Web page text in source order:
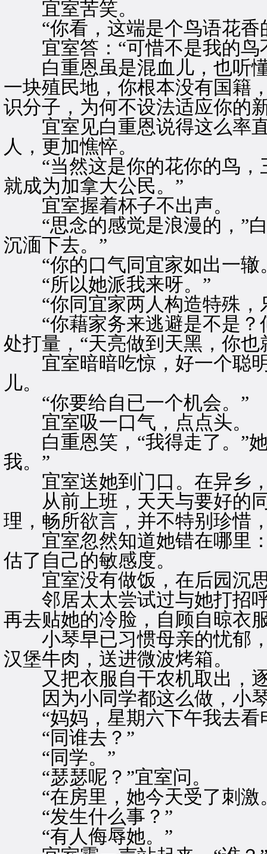
宜室苦笑。
“你看，这端是个鸟语花香
宜室答：“可惜不是我的鸟
白重恩虽是混血儿，也听懂
一块殖民地，你根本没有国籍
识分子，为何不设法适应你的
宜室见白重恩说得这么率直
人，更加憔悴。
“当然这是你的花你的鸟，
就成为加拿大公民。”
宜室握着杯子不出声。
“思念的感觉是浪漫的，”白
沉湎下去。”
“你的口气同宜家如出一辙
“所以她派我来呀。”
“你同宜家两人构造特殊，
“你藉家务来逃避是不是？
处打量，“天亮做到天黑，你
宜室暗暗吃惊，好一个聪明
儿。
“你要给自已一个机会。”
宜室吸一口气，点点头。
白重恩笑，“我得走了。”她
我。”
宜室送她到门口。在异乡，
从前上班，天天与要好的同
理，畅所欲言，并不特别珍惜
宜室忽然知道她错在哪里：
估了自己的敏感度。
宜室没有做饭，在后园沉
邻居太太尝试过与她打招呼
再去贴她的冷脸，自顾自晾衣
小琴早已习惯母亲的忧郁，
汉堡牛肉，送进微波烤箱。
又把衣服自干农机取出，
因为小同学都这么做，小琴
“妈妈，星期六下午我去看
“同谁去？”
“同学。”
“瑟瑟呢？”宜室问。
“在房里，她今天受了刺激
“发生什么事？”
“有人侮辱她。”